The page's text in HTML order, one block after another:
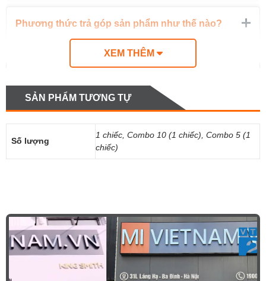
Phương thức trả góp sản phẩm như thế nào?
Mua trực tiếp và online thì chất lượng sản phẩm
Tôi muốn kiểm tra đơn hàng đã đặt thì làm như
thế nào? Vào đâu để kiểm tra?
XEM THÊM
SẢN PHẨM TƯƠNG TỰ
Số lượng
1 chiếc, Combo 10 (1 chiếc), Combo 5 (1
chiếc)